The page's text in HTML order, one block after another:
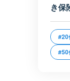
き保
#20
#50